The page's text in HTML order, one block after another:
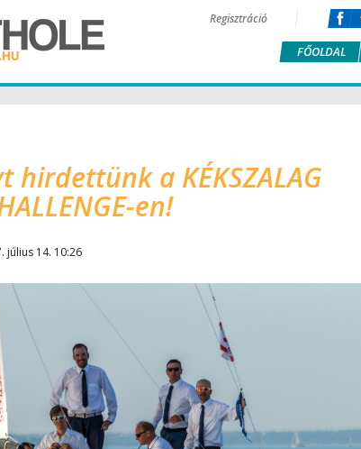
Regisztráció
FŐOLDAL
hirdettünk a KÉKSZALAG
en!
július 14. 10:26